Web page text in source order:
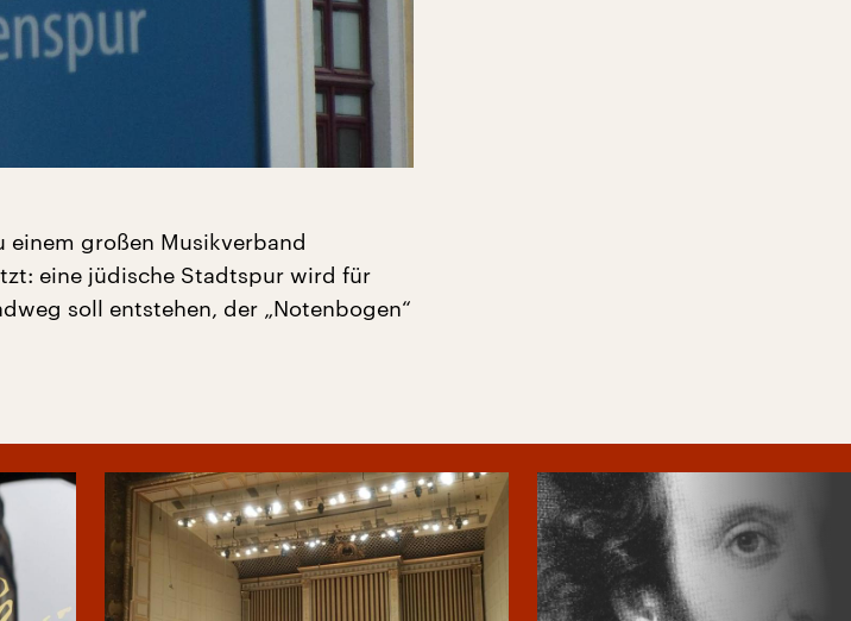
einem großen Musikverband
eine jüdische Stadtspur wird für
soll entstehen, der „Notenbogen“